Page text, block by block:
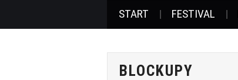
START FESTIVAL
BLOCKUPY